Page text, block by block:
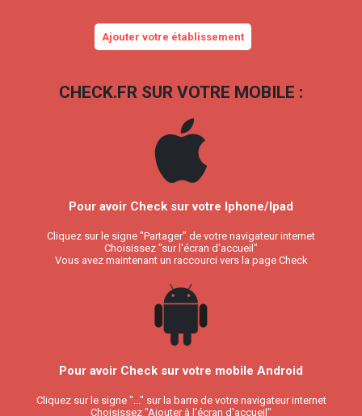
Ajouter votre établissement
CHECK.FR SUR VOTRE MOBILE :
Pour avoir Check sur votre Iphone/Ipad
Cliquez sur le signe "Partager" de votre navigateur internet
Choisissez "sur l'écran d'accueil"
Vous avez maintenant un raccourci vers la page Check
Pour avoir Check sur votre mobile Android
Cliquez sur le signe "..." sur la barre de votre navigateur internet
Choisissez "Ajouter à l'écran d'accueil"